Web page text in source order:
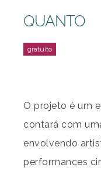
QUANTO
O projeto é um
contará com
envolvendo
performances